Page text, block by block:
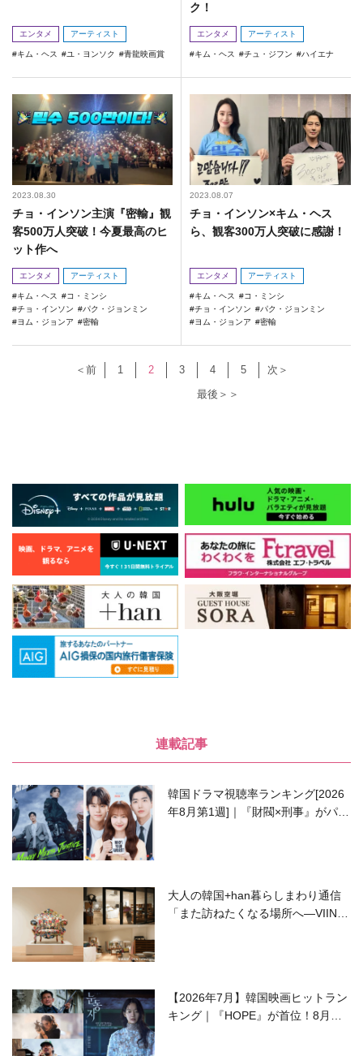
エンタメ アーティスト
キム・ヘス ユ・ヨンソク 青龍映画賞
ク！
エンタメ アーティスト
キム・ヘス チュ・ジフン ハイエナ
2023.08.30
チョ・インソン主演『密輸』観
客500万人突破！今夏最高のヒ
ット作へ
エンタメ アーティスト
キム・ヘス
コ・ミンシ
チョ・インソン
パク・ジョンミン
ヨム・ジョンア
密輸
2023.08.07
チョ・インソン×キム・ヘス
ら、観客300万人突破に感謝！
エンタメ アーティスト
キム・ヘス
コ・ミンシ
チョ・インソン
パク・ジョンミン
ヨム・ジョンア
密輸
＜前 1 2 3 4 5
次＞
最後＞＞
連載記事
韓国ドラマ視聴率ランキング[2026
年8月第1週]｜『財閥×刑事』がパワ
大人の韓国+han暮らしまわり通信
「また訪ねたくなる場所へ―VIIN C
【2026年7月】韓国映画ヒットラン
キング｜『HOPE』が首位！8月公